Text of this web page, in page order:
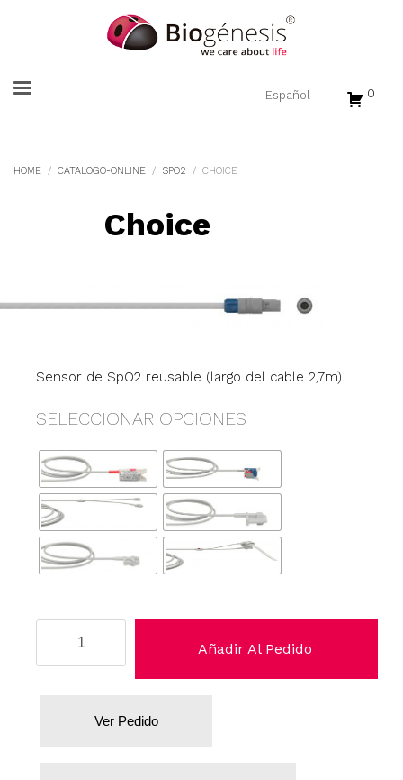
0
HOME CATALOGO-ONLINE SPO2 CHOICE
Choice
Sensor de SpO2 reusable (largo del cable 2,7m).
SELECCIONAR OPCIONES
Añadir Al Pedido
Ver Pedido